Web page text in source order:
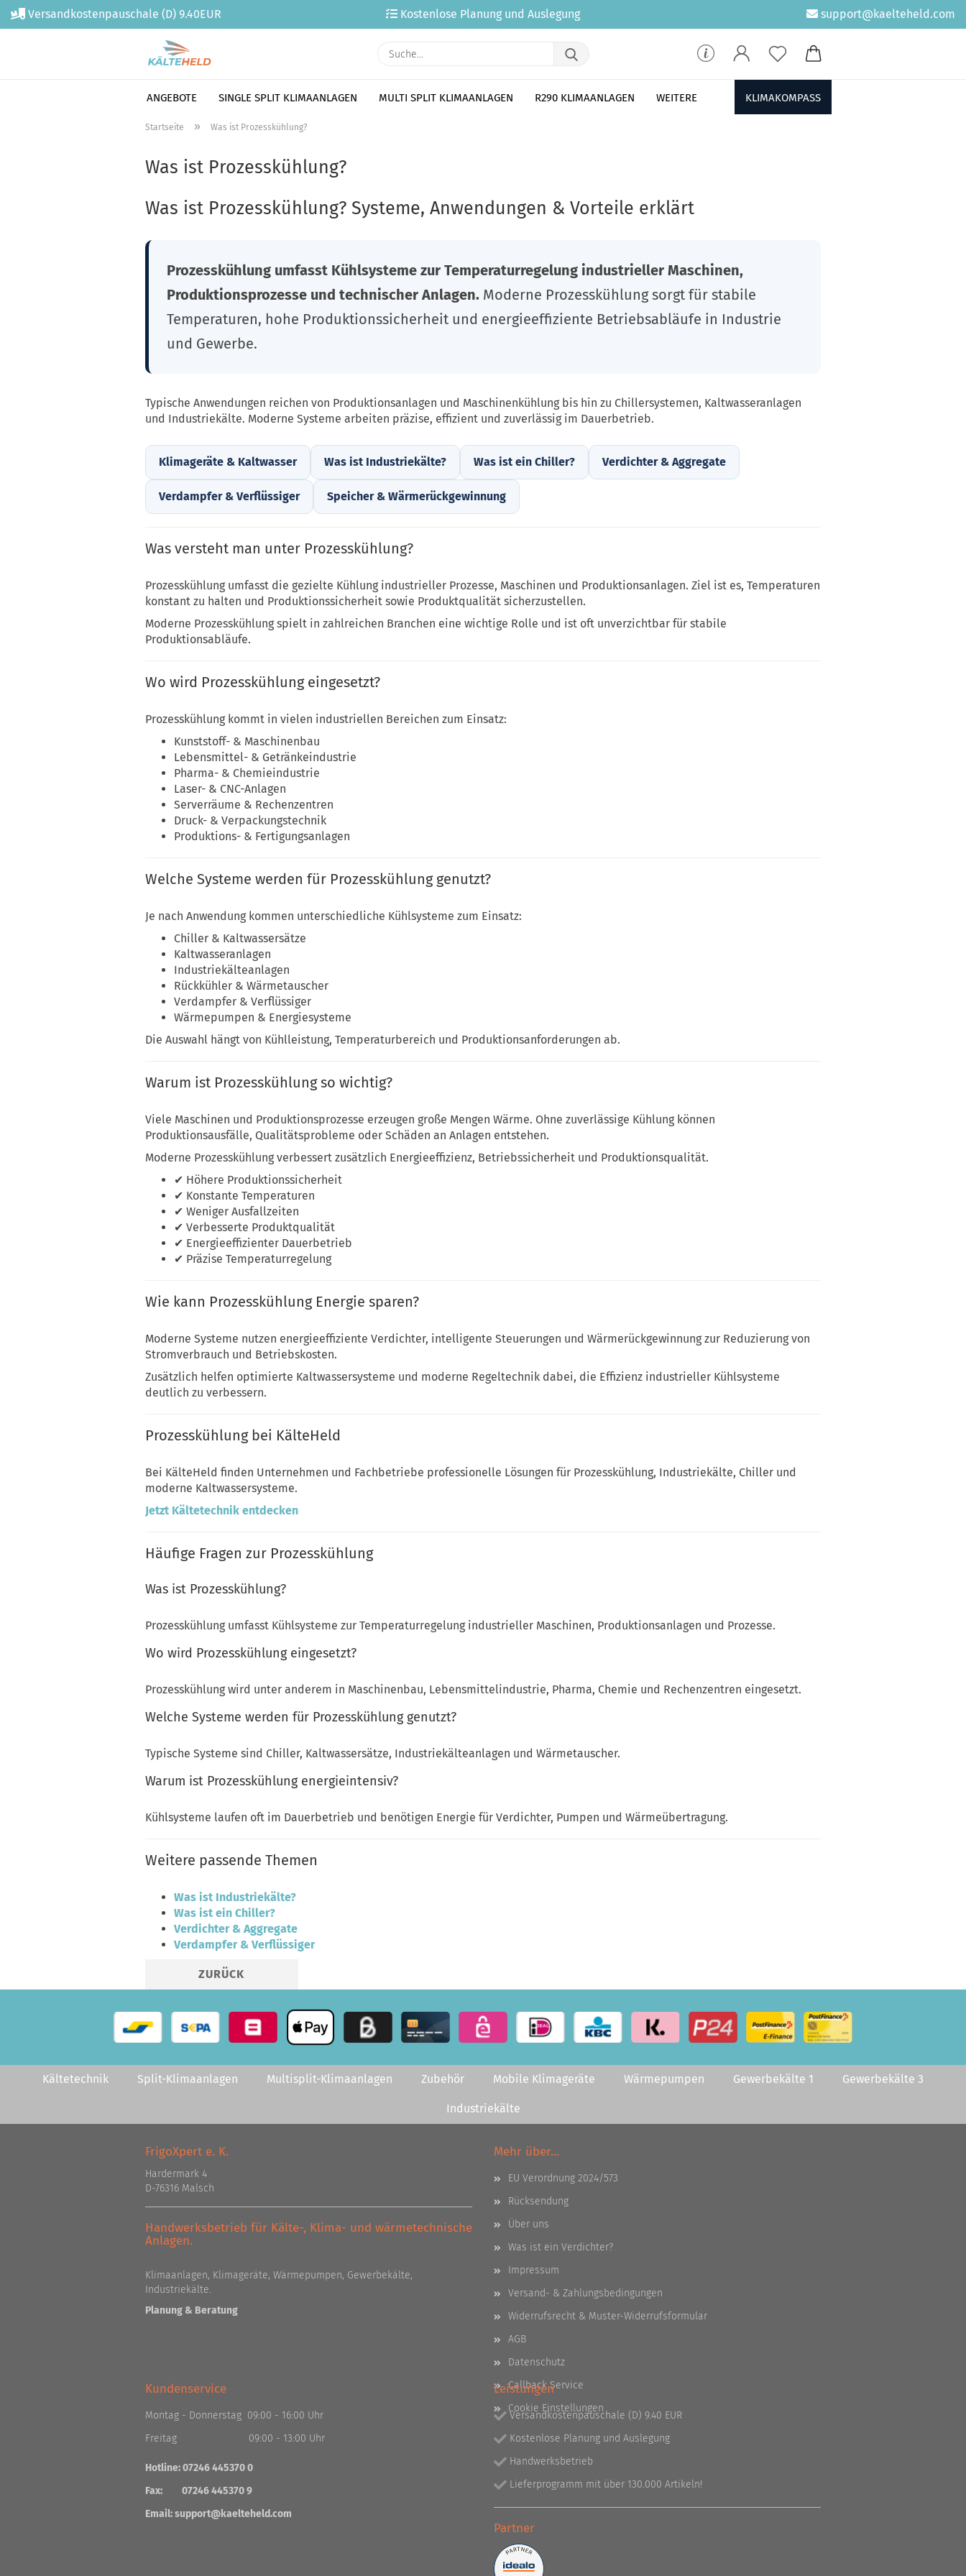
Versandkostenpauschale (D) 9.40EUR Kostenlose Planung und Auslegung support@kaelteheld.com
ANGEBOTE SINGLE SPLIT KLIMAANLAGEN MULTI SPLIT KLIMAANLAGEN R290 KLIMAANLAGEN KLIMAKOMPASS
WEITERE
Startseite » Was ist Prozesskühlung?
Was ist Prozesskühlung?
Was ist Prozesskühlung? Systeme, Anwendungen & Vorteile erklärt
Prozesskühlung umfasst Kühlsysteme zur Temperaturregelung industrieller Maschinen,
Produktionsprozesse und technischer Anlagen. Moderne Prozesskühlung sorgt für stabile
Temperaturen, hohe Produktionssicherheit und energieeffiziente Betriebsabläufe in Industrie
und Gewerbe.
Typische Anwendungen reichen von Produktionsanlagen und Maschinenkühlung bis hin zu Chillersystemen, Kaltwasseranlagen
und Industriekälte. Moderne Systeme arbeiten präzise, effizient und zuverlässig im Dauerbetrieb.
Klimageräte & Kaltwasser Was ist Industriekälte? Was ist ein Chiller? Verdichter & Aggregate
Verdampfer & Verflüssiger Speicher & Wärmerückgewinnung
Was versteht man unter Prozesskühlung?
Prozesskühlung umfasst die gezielte Kühlung industrieller Prozesse, Maschinen und Produktionsanlagen. Ziel ist es, Temperaturen
konstant zu halten und Produktionssicherheit sowie Produktqualität sicherzustellen.
Moderne Prozesskühlung spielt in zahlreichen Branchen eine wichtige Rolle und ist oft unverzichtbar für stabile
Produktionsabläufe.
Wo wird Prozesskühlung eingesetzt?
Prozesskühlung kommt in vielen industriellen Bereichen zum Einsatz:
Kunststoff- & Maschinenbau
Lebensmittel- & Getränkeindustrie
Pharma- & Chemieindustrie
Laser- & CNC-Anlagen
Serverräume & Rechenzentren
Druck- & Verpackungstechnik
Produktions- & Fertigungsanlagen
Welche Systeme werden für Prozesskühlung genutzt?
Je nach Anwendung kommen unterschiedliche Kühlsysteme zum Einsatz:
Chiller & Kaltwassersätze
Kaltwasseranlagen
Industriekälteanlagen
Rückkühler & Wärmetauscher
Verdampfer & Verflüssiger
Wärmepumpen & Energiesysteme
Die Auswahl hängt von Kühlleistung, Temperaturbereich und Produktionsanforderungen ab.
Warum ist Prozesskühlung so wichtig?
Viele Maschinen und Produktionsprozesse erzeugen große Mengen Wärme. Ohne zuverlässige Kühlung können
Produktionsausfälle, Qualitätsprobleme oder Schäden an Anlagen entstehen.
Moderne Prozesskühlung verbessert zusätzlich Energieeffizienz, Betriebssicherheit und Produktionsqualität.
✔ Höhere Produktionssicherheit
✔ Konstante Temperaturen
✔ Weniger Ausfallzeiten
✔ Verbesserte Produktqualität
✔ Energieeffizienter Dauerbetrieb
✔ Präzise Temperaturregelung
Wie kann Prozesskühlung Energie sparen?
Moderne Systeme nutzen energieeffiziente Verdichter, intelligente Steuerungen und Wärmerückgewinnung zur Reduzierung von
Stromverbrauch und Betriebskosten.
Zusätzlich helfen optimierte Kaltwassersysteme und moderne Regeltechnik dabei, die Effizienz industrieller Kühlsysteme
deutlich zu verbessern.
Prozesskühlung bei KälteHeld
Bei KälteHeld finden Unternehmen und Fachbetriebe professionelle Lösungen für Prozesskühlung, Industriekälte, Chiller und
moderne Kaltwassersysteme.
Jetzt Kältetechnik entdecken
Häufige Fragen zur Prozesskühlung
Was ist Prozesskühlung?
Prozesskühlung umfasst Kühlsysteme zur Temperaturregelung industrieller Maschinen, Produktionsanlagen und Prozesse.
Wo wird Prozesskühlung eingesetzt?
Prozesskühlung wird unter anderem in Maschinenbau, Lebensmittelindustrie, Pharma, Chemie und Rechenzentren eingesetzt.
Welche Systeme werden für Prozesskühlung genutzt?
Typische Systeme sind Chiller, Kaltwassersätze, Industriekälteanlagen und Wärmetauscher.
Warum ist Prozesskühlung energieintensiv?
Kühlsysteme laufen oft im Dauerbetrieb und benötigen Energie für Verdichter, Pumpen und Wärmeübertragung.
Weitere passende Themen
Was ist Industriekälte?
Was ist ein Chiller?
Verdichter & Aggregate
Verdampfer & Verflüssiger
ZURÜCK
Kältetechnik Split-Klimaanlagen Multisplit-Klimaanlagen Zubehör Mobile Klimageräte Wärmepumpen Gewerbekälte 1 Gewerbekälte 3
Industriekälte
FrigoXpert e. K.
Hardermark 4
D-76316 Malsch
Handwerksbetrieb für Kälte-, Klima- und wärmetechnische
Anlagen.
Klimaanlagen, Klimageräte, Wärmepumpen, Gewerbekälte,
Industriekälte.
Planung & Beratung
Mehr über...
EU Verordnung 2024/573
Rücksendung
Über uns
Was ist ein Verdichter?
Impressum
Versand- & Zahlungsbedingungen
Widerrufsrecht & Muster-Widerrufsformular
AGB
Datenschutz
Callback Service
Cookie Einstellungen
Kundenservice
Montag - Donnerstag 09:00 - 16:00 Uhr
Freitag 09:00 - 13:00 Uhr
Hotline: 07246 445370 0
Fax: 07246 445370 9
Email:support@kaelteheld.com
Leistungen
Versandkostenpauschale (D) 9.40 EUR
Kostenlose Planung und Auslegung
Handwerksbetrieb
Lieferprogramm mit über 130.000 Artikeln!
Partner